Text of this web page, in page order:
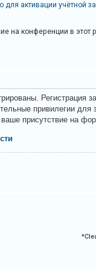
для активации учётной
на конференции в этот
Регистрация
привилегии
присутствие на
*